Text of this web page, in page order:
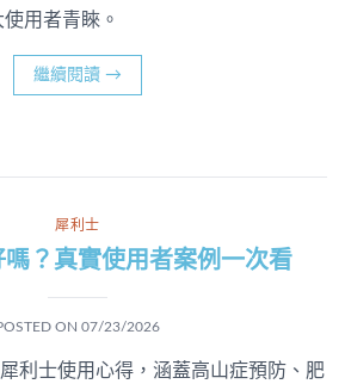
用者青睞。
繼續閱讀 →
犀利士
？真實使用者案例一次看
ON 07/23/2026
利士使用心得，涵蓋高山症預防、肥